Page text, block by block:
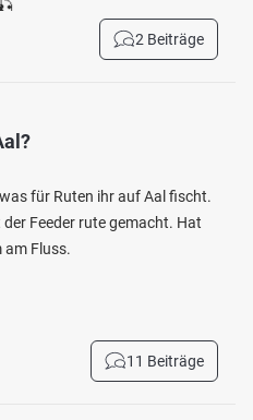
2 Beiträge
für Ruten ihr auf Aal fischt.
Feeder rute gemacht. Hat
am Fluss.
11 Beiträge